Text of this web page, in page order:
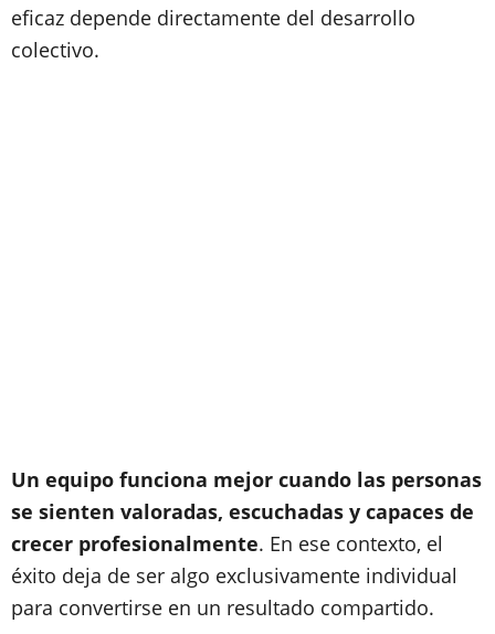
eficaz depende directamente del desarrollo
colectivo.
Un equipo funciona mejor cuando las personas
se sienten valoradas, escuchadas y capaces de
crecer profesionalmente. En ese contexto, el
éxito deja de ser algo exclusivamente individual
para convertirse en un resultado compartido.